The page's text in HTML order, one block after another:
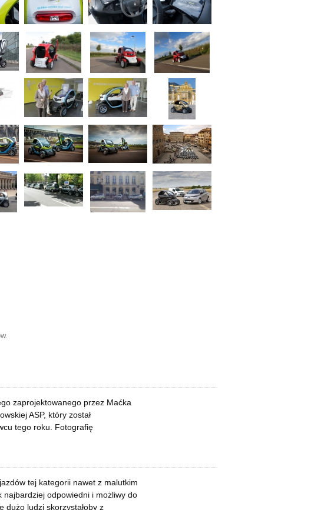
zaprojektowanego przez Maćka
ASP, który został
tego roku. Fotografię
tej kategorii nawet z malutkim
odpowiedni i możliwy do
dużo ludzi skorzystałoby z